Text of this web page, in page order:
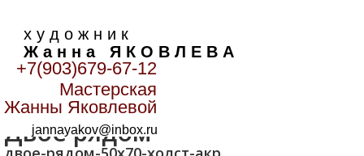
х у д о ж н и к
Ж а н н а Я К О В Л Е В А
+7(903)679-67-12
Мастерская
Жанны Яковлевой
jannayakov@inbox.ru
Главная>Лики>Двое рядом
Двое рядом